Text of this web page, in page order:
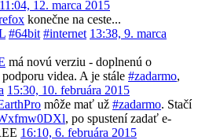
11:04, 12. marca 2015
konečne na ceste...
#64bit #internet 13:38, 9. marca
má novú verziu - doplnenú o
videa. A je stále #zadarmo,
15:30, 10. februára 2015
môže mať už #zadarmo. Stačí
, po spustení zadať e-
16:10, 6. februára 2015